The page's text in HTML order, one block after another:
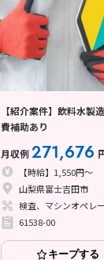
【紹介案件】飲料水製
費補助あり
月収例271,676
【時給】1,550円～
山梨県富士吉田市
検査、マシンオペレ
61538-00
キープする